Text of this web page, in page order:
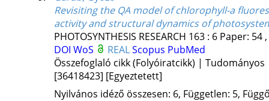
Revisiting the QA model of chlorophyll-a
activity and structural dynamics of
PHOTOSYNTHESIS RESEARCH 163: 6 Paper: 54
DOI WoS REALScopus PubMed
Összefoglaló cikk (Folyóiratcikk) | Tudományos
[36418423] [Egyeztetett]
Nyilvános idéző összesen: 6, Független: 5,